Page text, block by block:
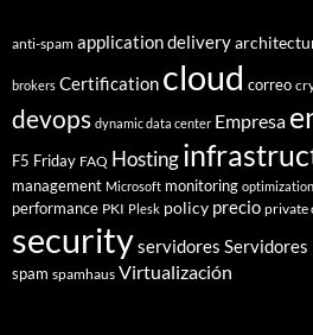
anti-spam application delivery
brokers Certification cloud correo
devops dynamic data center Empresa
F5 Friday FAQ Hosting
management Microsoft monitoring optimization
performance PKI Plesk policy precio private
securityservidores Servidores
spam spamhaus Virtualización